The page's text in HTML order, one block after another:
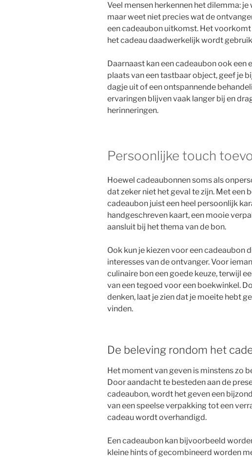
Veel mensen herkennen het dilemma:
maar weet niet precies wat de
een cadeaubon uitkomst. Het
het cadeau daadwerkelijk wordt
Daarnaast kan een cadeaubon ook een
plaats van een tastbaar object, geef je
dagje uit of een ontspannende
ervaringen blijven vaak langer bij en
herinneringen.
Persoonlijke touch
Hoewel cadeaubonnen soms als
dat zeker niet het geval te zijn. Met een
cadeaubon juist een heel persoonlijk
handgeschreven kaart, een mooie
aansluit bij het thema van de bon.
Ook kun je kiezen voor een cadeaubon
interesses van de ontvanger. Voor
culinaire bon een goede keuze, terwijl
van een tegoed voor een boekwinkel.
denken, laat je zien dat je moeite hebt
vinden.
De beleving rondom het
Het moment van geven is minstens zo
Door aandacht te besteden aan de
cadeaubon, wordt het geven een
van een speelse verpakking tot een
cadeau wordt overhandigd.
Een cadeaubon kan bijvoorbeeld
kleine hints of gecombineerd worden